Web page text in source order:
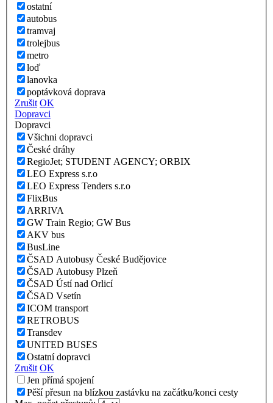
ostatní
autobus
tramvaj
trolejbus
metro
loď
lanovka
poptávková doprava
Zrušit OK
Dopravci
Dopravci
Všichni dopravci
České dráhy
RegioJet; STUDENT AGENCY; ORBIX
LEO Express s.r.o
LEO Express Tenders s.r.o
FlixBus
ARRIVA
GW Train Regio; GW Bus
AKV bus
BusLine
ČSAD Autobusy České Budějovice
ČSAD Autobusy Plzeň
ČSAD Ústí nad Orlicí
ČSAD Vsetín
ICOM transport
RETROBUS
Transdev
UNITED BUSES
Ostatní dopravci
Zrušit OK
Jen přímá spojení
Pěší přesun na blízkou zastávku na začátku/konci cesty